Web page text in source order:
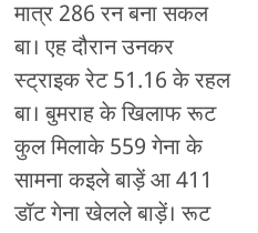
मात्र 286 रन बना सकल
बा। एह दौरान उनकर
स्ट्राइक रेट 51.16 के रहल
बा। बुमराह के खिलाफ रूट
कुल मिलाके 559 गेना के
सामना कइले बाड़ें आ 411
डॉट गेना खेलले बाड़ें। रूट